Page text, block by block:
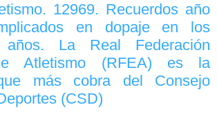
12969. Recuerdos año
en dopaje en los
La Real Federación
Atletismo (RFEA) es la
más cobra del Consejo
(CSD)